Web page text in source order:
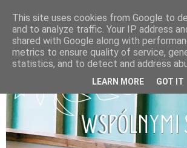
This site uses cookies from Google to
and to analyze traffic. Your IP address
shared with Google along with
metrics to ensure quality of service,
statistics, and to detect and address
LEARN MORE GOT IT